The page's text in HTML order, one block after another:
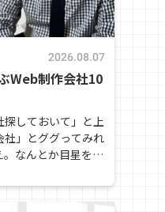
2026.08.07
Web制作会社10
探しておいて」と上
社」とググってみれ
なんとか目星をつ
金額がずら